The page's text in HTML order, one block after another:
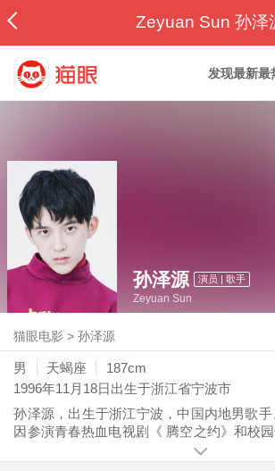
Zeyuan Sun 孙泽
发现最新最
孙泽源 演员 | 歌手
Zeyuan Sun
猫眼电影 >孙泽源
男 天蝎座
187cm
1996年11月18日 出生于浙江省宁波市
孙泽源，出生于浙江宁波，中国内地男歌手
因参演青春热血电视剧《 腾空之约》和校
灵异事件》而正式进入演艺圈；同年11月